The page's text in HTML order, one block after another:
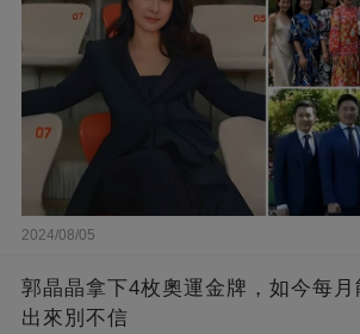
2024/08/05
郭晶晶拿下4枚奧運金牌，如今每
出來別不信